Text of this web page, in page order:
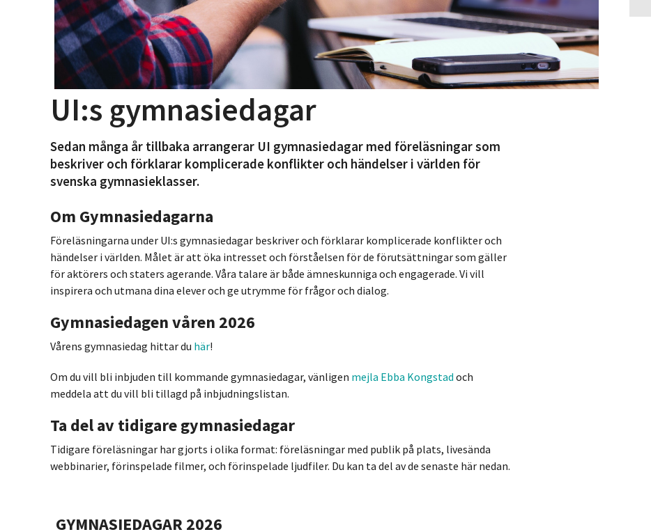
UI:s gymnasiedagar
Sedan många år tillbaka arrangerar UI gymnasiedagar med föreläsningar som
beskriver och förklarar komplicerade konflikter och händelser i världen för
svenska gymnasieklasser.
Om Gymnasiedagarna
Föreläsningarna under UI:s gymnasiedagar beskriver och förklarar komplicerade konflikter och
händelser i världen. Målet är att öka intresset och förståelsen för de förutsättningar som gäller
för aktörers och staters agerande. Våra talare är både ämneskunniga och engagerade. Vi vill
inspirera och utmana dina elever och ge utrymme för frågor och dialog.
Gymnasiedagen våren 2026
Vårens gymnasiedag hittar du här!
Om du vill bli inbjuden till kommande gymnasiedagar, vänligen mejla Ebba Kongstad och
meddela att du vill bli tillagd på inbjudningslistan.
Ta del av tidigare gymnasiedagar
Tidigare föreläsningar har gjorts i olika format: föreläsningar med publik på plats, livesända
webbinarier, förinspelade filmer, och förinspelade ljudfiler. Du kan ta del av de senaste här nedan.
GYMNASIEDAGAR 2026